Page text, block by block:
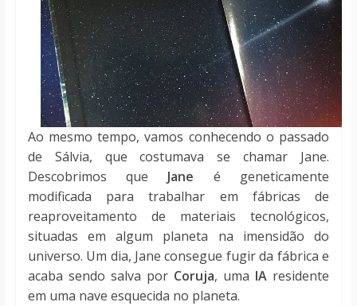
Ao mesmo tempo, vamos conhecendo o passado
de Sálvia, que costumava se chamar Jane.
Descobrimos que Jane é geneticamente
modificada para trabalhar em fábricas de
reaproveitamento de materiais tecnológicos,
situadas em algum planeta na imensidão do
universo. Um dia, Jane consegue fugir da fábrica e
acaba sendo salva por Coruja, uma IA residente
em uma nave esquecida no planeta.